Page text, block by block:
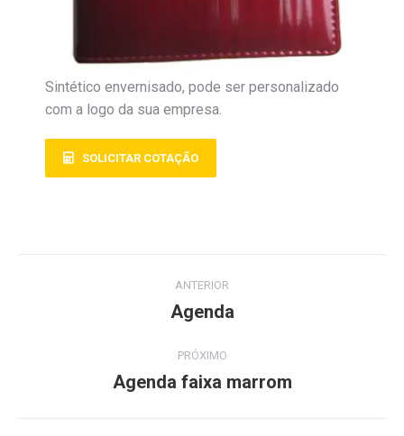
Sintético envernisado, pode ser personalizado
com a logo da sua empresa.
SOLICITAR COTAÇÃO
ANTERIOR
Agenda
PRÓXIMO
Agenda faixa marrom